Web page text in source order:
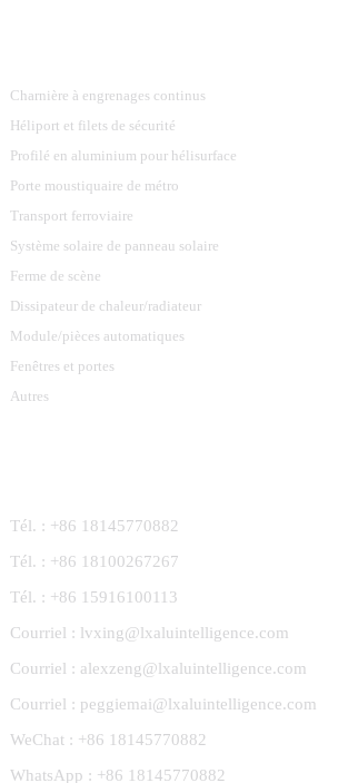
Charnière à engrenages continus
Héliport et filets de sécurité
Profilé en aluminium pour hélisurface
Porte moustiquaire de métro
Transport ferroviaire
Système solaire de panneau solaire
Ferme de scène
Dissipateur de chaleur/radiateur
Module/pièces automatiques
Fenêtres et portes
Autres
Tél. : +86 18145770882
Tél. : +86 18100267267
Tél. : +86 15916100113
Courriel : lvxing@lxaluintelligence.com
Courriel : alexzeng@lxaluintelligence.com
Courriel : peggiemai@lxaluintelligence.com
WeChat : +86 18145770882
WhatsApp : +86 18145770882